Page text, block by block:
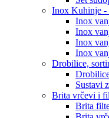
Inox Kuhinje -
Inox
Inox
Inox
Inox
Drobilice,
Sustavi
Brita vrčevi i
Brita